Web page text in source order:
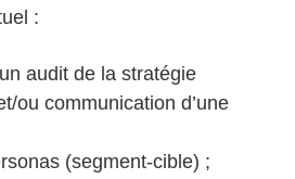
:
audit de la stratégie
ou communication d’une
(segment-cible) ;